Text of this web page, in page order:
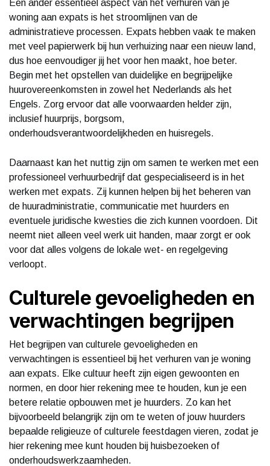
Een ander essentieel aspect van het verhuren van je
woning aan expats is het stroomlijnen van de
administratieve processen. Expats hebben vaak te maken
met veel papierwerk bij hun verhuizing naar een nieuw land,
dus hoe eenvoudiger jij het voor hen maakt, hoe beter.
Begin met het opstellen van duidelijke en begrijpelijke
huurovereenkomsten in zowel het Nederlands als het
Engels. Zorg ervoor dat alle voorwaarden helder zijn,
inclusief huurprijs, borgsom,
onderhoudsverantwoordelijkheden en huisregels.
Daarnaast kan het nuttig zijn om samen te werken met een
professioneel verhuurbedrijf dat gespecialiseerd is in het
werken met expats. Zij kunnen helpen bij het beheren van
de huuradministratie, communicatie met huurders en
eventuele juridische kwesties die zich kunnen voordoen. Dit
neemt niet alleen veel werk uit handen, maar zorgt er ook
voor dat alles volgens de lokale wet- en regelgeving
verloopt.
Culturele gevoeligheden en
verwachtingen begrijpen
Het begrijpen van culturele gevoeligheden en
verwachtingen is essentieel bij het verhuren van je woning
aan expats. Elke cultuur heeft zijn eigen gewoonten en
normen, en door hier rekening mee te houden, kun je een
betere relatie opbouwen met je huurders. Zo kan het
bijvoorbeeld belangrijk zijn om te weten of jouw huurders
bepaalde religieuze of culturele feestdagen vieren, zodat je
hier rekening mee kunt houden bij huisbezoeken of
onderhoudswerkzaamheden.